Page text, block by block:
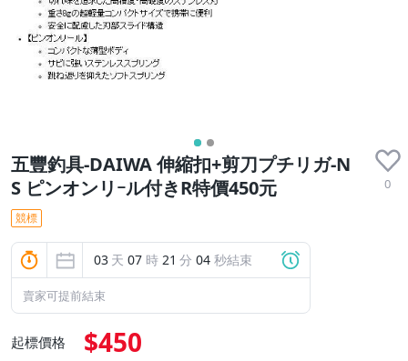
五豐釣具-DAIWA 伸縮扣+剪刀プチリガ-N
S ピンオンリｰル付きR特價450元
0
競標
03 天 07 時 21 分 03 秒結束
賣家可提前結束
起標價格 $450